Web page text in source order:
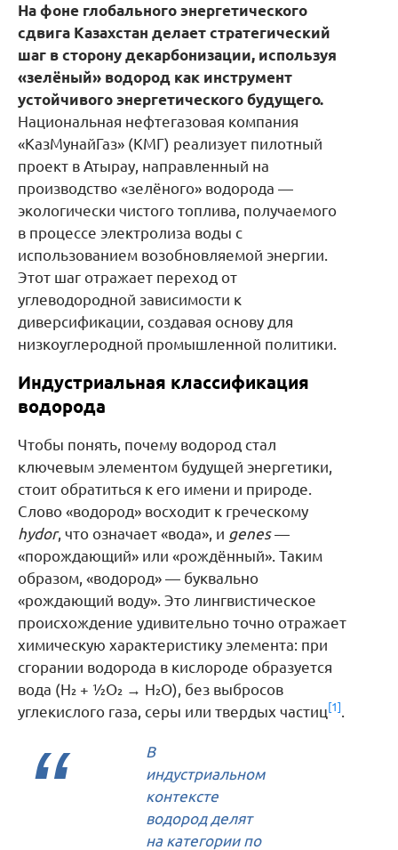
На фоне глобального энергетического
сдвига Казахстан делает стратегический
шаг в сторону декарбонизации, используя
«зелёный» водород как инструмент
устойчивого энергетического будущего.
Национальная нефтегазовая компания
«КазМунайГаз» (КМГ) реализует пилотный
проект в Атырау, направленный на
производство «зелёного» водорода —
экологически чистого топлива, получаемого
в процессе электролиза воды с
использованием возобновляемой энергии.
Этот шаг отражает переход от
углеводородной зависимости к
диверсификации, создавая основу для
низкоуглеродной промышленной политики.
Индустриальная классификация
водорода
Чтобы понять, почему водород стал
ключевым элементом будущей энергетики,
стоит обратиться к его имени и природе.
Слово «водород» восходит к греческому
hydor, что означает «вода», и genes—
«порождающий» или «рождённый». Таким
образом, «водород» — буквально
«рождающий воду». Это лингвистическое
происхождение удивительно точно отражает
химическую характеристику элемента: при
сгорании водорода в кислороде образуется
вода (H₂ + ½O₂ → H₂O), без выбросов
углекислого газа, серы или твердых частиц [1]
В
индустриальном
контексте
водород делят
на категории по